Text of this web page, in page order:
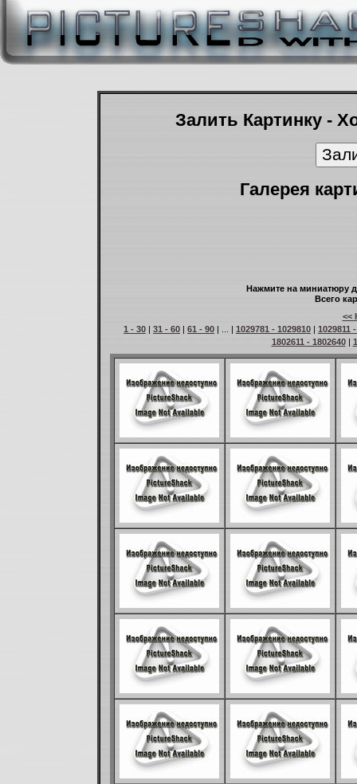
Залить Картинку -
Галерея
Нажмите на миниатюру
Всего
<<
1 - 30 | 31 - 60 | 61 - 90 | ... | 1029781 - 1029810 | 1029811
1802611 - 1802640|